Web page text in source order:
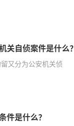
关自侦案件是什么？
又分为公安机关侦
件是什么？